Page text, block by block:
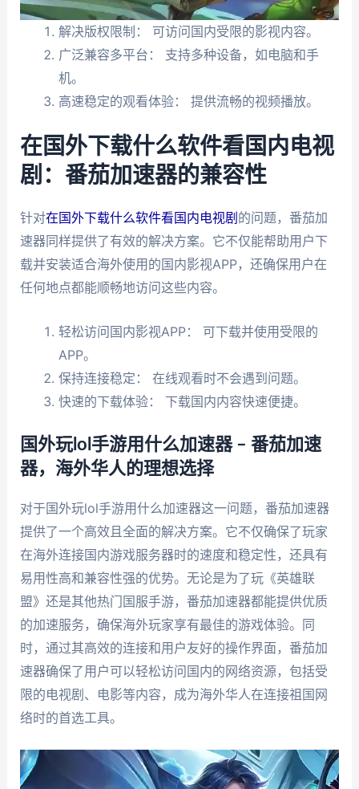
解决版权限制： 可访问国内受限的影视内容。
广泛兼容多平台： 支持多种设备，如电脑和手
机。
高速稳定的观看体验： 提供流畅的视频播放。
在国外下载什么软件看国内电视
剧：番茄加速器的兼容性
针对在国外下载什么软件看国内电视剧 的问题，番茄加
速器同样提供了有效的解决方案。它不仅能帮助用户下
载并安装适合海外使用的国内影视APP，还确保用户在
任何地点都能顺畅地访问这些内容。
轻松访问国内影视APP： 可下载并使用受限的
APP。
保持连接稳定： 在线观看时不会遇到问题。
快速的下载体验： 下载国内内容快速便捷。
国外玩lol手游用什么加速器 – 番茄加速
器，海外华人的理想选择
对于国外玩lol手游用什么加速器这一问题，番茄加速器
提供了一个高效且全面的解决方案。它不仅确保了玩家
在海外连接国内游戏服务器时的速度和稳定性，还具有
易用性高和兼容性强的优势。无论是为了玩《英雄联
盟》还是其他热门国服手游，番茄加速器都能提供优质
的加速服务，确保海外玩家享有最佳的游戏体验。同
时，通过其高效的连接和用户友好的操作界面，番茄加
速器确保了用户可以轻松访问国内的网络资源，包括受
限的电视剧、电影等内容，成为海外华人在连接祖国网
络时的首选工具。